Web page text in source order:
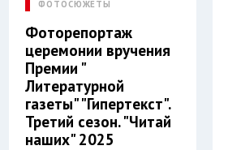
ФОТОСЮЖЕТЫ
Фоторепортаж
церемонии вручения
Премии "
Литературной
газеты" "Гипертекст".
Третий сезон. "Читай
наших" 2025